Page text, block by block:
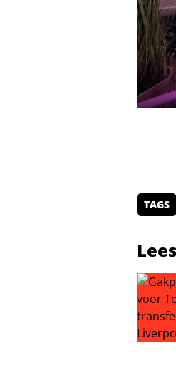
TAGS